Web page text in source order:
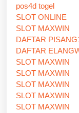
pos4d togel
SLOT ONLINE
SLOT MAXWIN
DAFTAR
DAFTAR
SLOT MAXWIN
SLOT MAXWIN
SLOT MAXWIN
SLOT MAXWIN
SLOT MAXWIN